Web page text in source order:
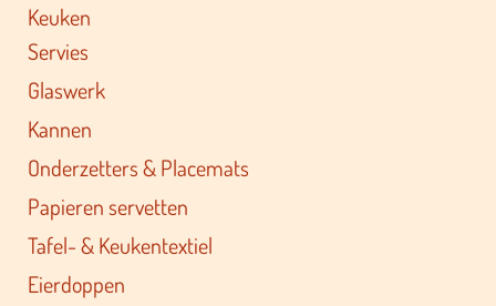
Keuken
Servies
Glaswerk
Kannen
Onderzetters & Placemats
Papieren servetten
Tafel- & Keukentextiel
Eierdoppen